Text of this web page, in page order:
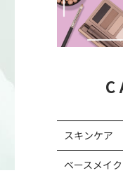
スキンケア
ベースメイク